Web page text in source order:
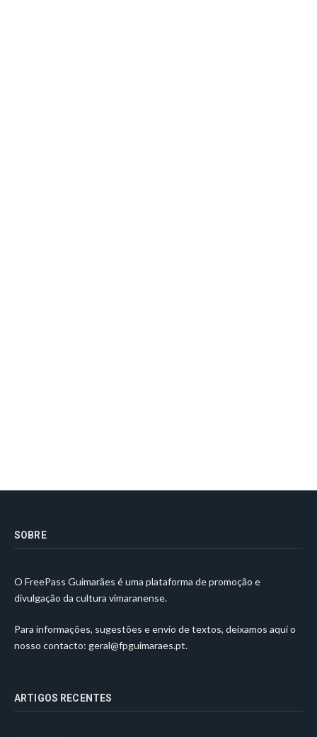
SOBRE
O FreePass Guimarães é uma plataforma de promoção e
divulgação da cultura vimaranense.
Para informações, sugestões e envio de textos, deixamos aqui o
nosso contacto: geral@fpguimaraes.pt.
ARTIGOS RECENTES